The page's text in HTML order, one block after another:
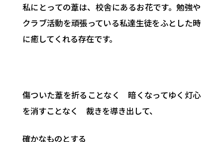
私にとっての葦は、校舎にあるお花です。勉強や
クラブ活動を頑張っている私達生徒をふとした時
に癒してくれる存在です。
傷ついた葦を折ることなく 暗くなってゆく灯心
を消すことなく 裁きを導き出して、
確かなものとする